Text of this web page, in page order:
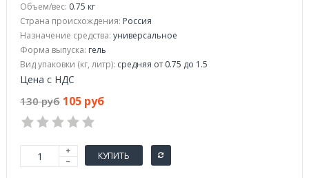
Объем/вес: 0.75 кг
Страна происхождения: Россия
Назначение средства: универсальное
Форма выпуска: гель
Вид упаковки (кг, литр): средняя от 0.75 до 1.5
Цена с НДС
130 руб 105 руб
КУПИТЬ